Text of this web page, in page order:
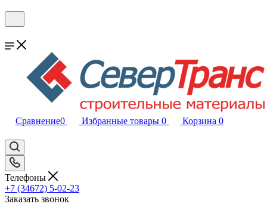
Сравнение0 Избранные товары 0 Корзина 0
Телефоны
+7 (34672) 5-02-23
Заказать звонок